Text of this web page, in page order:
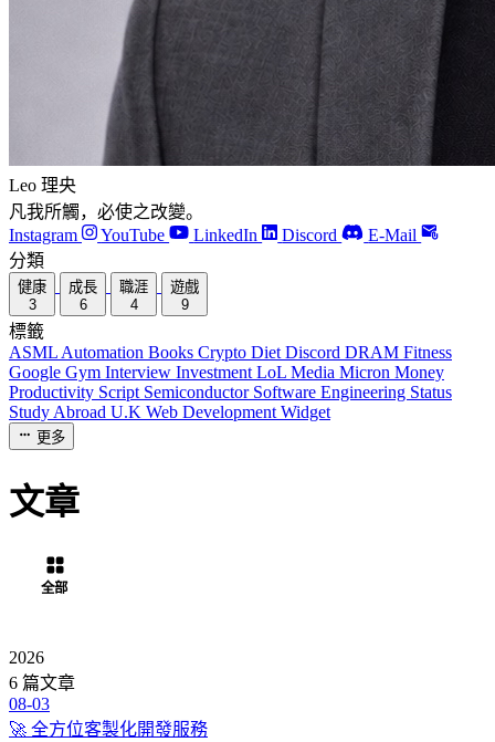
Leo 理央
凡我所觸，必使之改變。
Instagram
YouTube LinkedIn Discord
E-Mail
分類
健康
3
成長
6
職涯
4
遊戲
9
標籤
ASML Automation Books Crypto Diet Discord DRAM Fitness
Google Gym Interview Investment LoL Media Micron Money
Productivity Script Semiconductor Software Engineering Status
Study Abroad U.K Web Development Widget
更多
文章
全部
2026
6 篇文章
08-03
🚀 全方位客製化開發服務